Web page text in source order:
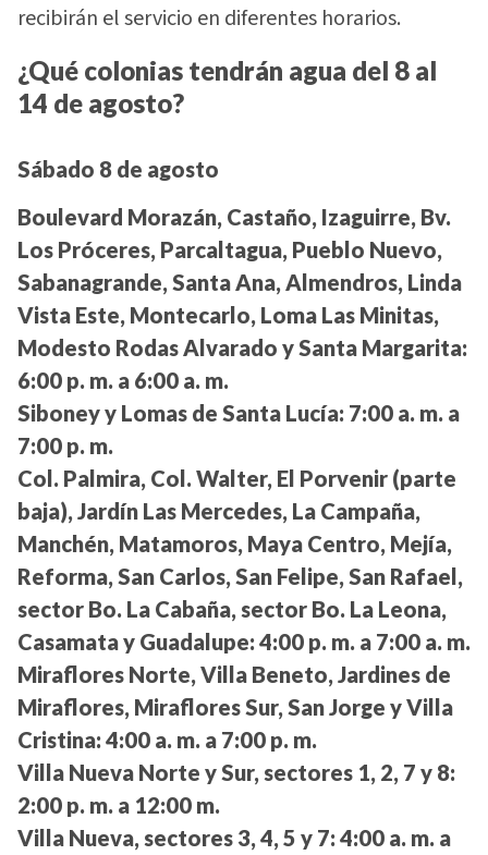
recibirán el servicio en diferentes horarios.
¿Qué colonias tendrán agua del 8 al
14 de agosto?
Sábado 8 de agosto
Boulevard Morazán, Castaño, Izaguirre, Bv.
Los Próceres, Parcaltagua, Pueblo Nuevo,
Sabanagrande, Santa Ana, Almendros, Linda
Vista Este, Montecarlo, Loma Las Minitas,
Modesto Rodas Alvarado y Santa Margarita:
6:00 p. m. a 6:00 a. m.
Siboney y Lomas de Santa Lucía: 7:00 a. m. a
7:00 p. m.
Col. Palmira, Col. Walter, El Porvenir (parte
baja), Jardín Las Mercedes, La Campaña,
Manchén, Matamoros, Maya Centro, Mejía,
Reforma, San Carlos, San Felipe, San Rafael,
sector Bo. La Cabaña, sector Bo. La Leona,
Casamata y Guadalupe: 4:00 p. m. a 7:00 a. m.
Miraflores Norte, Villa Beneto, Jardines de
Miraflores, Miraflores Sur, San Jorge y Villa
Cristina: 4:00 a. m. a 7:00 p. m.
Villa Nueva Norte y Sur, sectores 1, 2, 7 y 8:
2:00 p. m. a 12:00 m.
Villa Nueva, sectores 3, 4, 5 y 7: 4:00 a. m. a